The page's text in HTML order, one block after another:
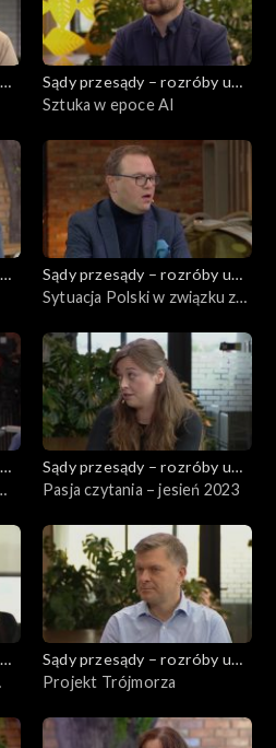
Sądy przesądy – rozróby u
Kuby
Sztuka w epoce AI
Sądy przesądy – rozróby u
Kuby
Sytuacja Polski w związku z
Ukrainie
Sądy przesądy – rozróby u
Kuby
Pasja czytania – jesień 2023
Sądy przesądy – rozróby u
Kuby
Projekt Trójmorza